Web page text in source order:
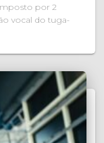
por 2
vocal do tuga-